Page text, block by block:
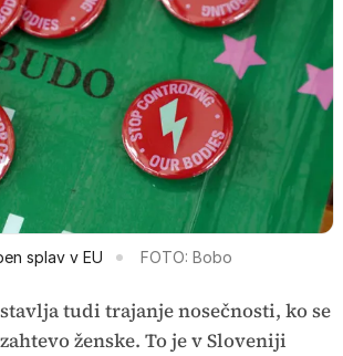
splav v EU FOTO: Bobo
tudi trajanje nosečnosti, ko se
ženske. To je v Sloveniji